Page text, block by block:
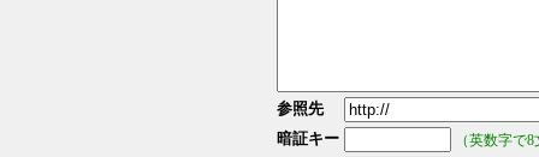
参照先
暗証キー
（英数字で